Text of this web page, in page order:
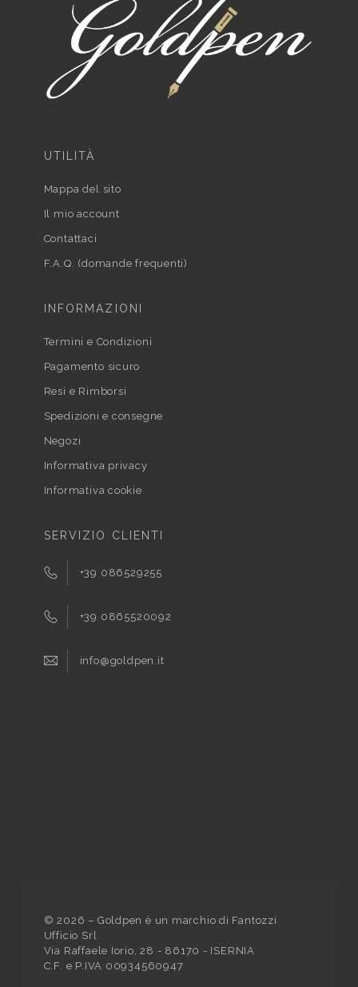
UTILITÀ
Mappa del sito
Il mio account
Contattaci
F.A.Q. (domande frequenti)
INFORMAZIONI
Termini e Condizioni
Pagamento sicuro
Resi e Rimborsi
Spedizioni e consegne
Negozi
Informativa privacy
Informativa cookie
SERVIZIO CLIENTI
+39 086529255
+39 0865520092
info@goldpen.it
© 2026 – Goldpen è un marchio di Fantozzi
Ufficio Srl
Via Raffaele Iorio, 28 - 86170 - ISERNIA
C.F. e P.IVA 00934560947